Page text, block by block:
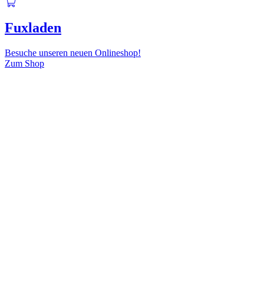
Fuxladen
Besuche unseren neuen Onlineshop!
Zum Shop